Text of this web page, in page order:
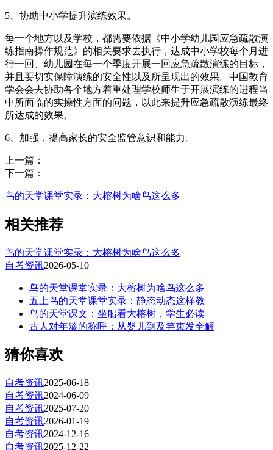
5、协助中小学提升演练效果。
每一个地方以及学校，都需要依据《中小学幼儿园应急疏散演
练指南操作规范》的相关要求去执行，达成中小学校每个月进
行一回、幼儿园在每一个季度开展一回应急疏散演练的目标，
并且要切实保障演练的安全性以及所呈现出的效果。中国教育
学会会去协助各个地方着重处理学校师生于开展演练的进程当
中所面临的实操性方面的问题，以此来提升应急疏散演练最终
所达成的效果。
6、加强，提高家长的安全监管意识和能力。
上一篇：
下一篇：
鸟的天堂课堂实录：大榕树为啥鸟这么多
相关推荐
鸟的天堂课堂实录：大榕树为啥鸟这么多
自考资讯2026-05-10
鸟的天堂课堂实录：大榕树为啥鸟这么多
五上鸟的天堂课堂实录：静态动态这样教
鸟的天堂课文：坐船看大榕树，学生必读
古人对年龄的称呼：从婴儿到及笄束发全解
猜你喜欢
自考资讯2025-06-18
自考资讯2024-06-09
自考资讯2025-07-20
自考资讯2026-01-19
自考资讯2024-12-16
自考资讯2025-12-22